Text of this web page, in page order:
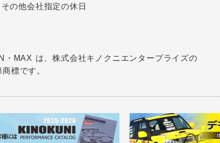
の他会社指定の休日
・MAX は、株式会社キノクニエンタープライズの
標です。